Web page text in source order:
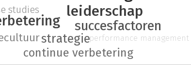
leiderschap
succesfactoren
strategie
continue verbetering
studies
performance management